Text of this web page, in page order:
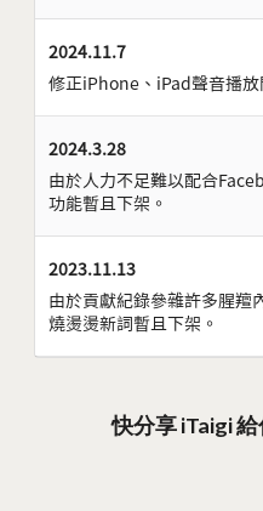
2024.11.7
修正iPhone、iPad聲音播放
2024.3.28
由於人力不足難以配合
功能暫且下架。
2023.11.13
由於貢獻紀錄參雜許多腥羶
燒燙燙新詞暫且下架。
快分享 iTaigi